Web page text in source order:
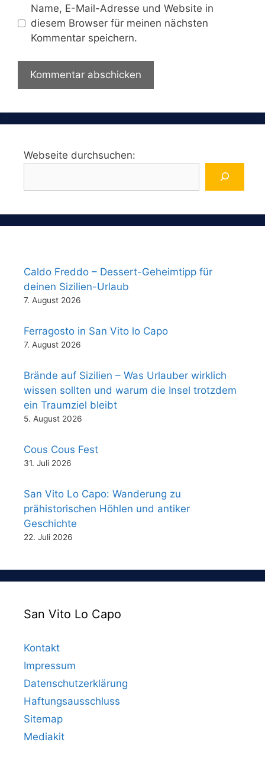
Name, E-Mail-Adresse und Website in
diesem Browser für meinen nächsten
Kommentar speichern.
Webseite durchsuchen:
Caldo Freddo – Dessert-Geheimtipp für
deinen Sizilien-Urlaub
7. August 2026
Ferragosto in San Vito lo Capo
7. August 2026
Brände auf Sizilien – Was Urlauber wirklich
wissen sollten und warum die Insel trotzdem
ein Traumziel bleibt
5. August 2026
Cous Cous Fest
31. Juli 2026
San Vito Lo Capo: Wanderung zu
prähistorischen Höhlen und antiker
Geschichte
22. Juli 2026
San Vito Lo Capo
Kontakt
Impressum
Datenschutzerklärung
Haftungsausschluss
Sitemap
Mediakit